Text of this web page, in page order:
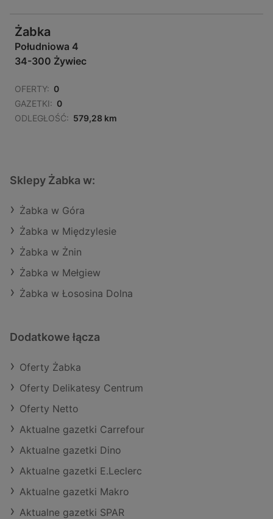
Żabka
Południowa 4
34-300 Żywiec
OFERTY: 0
GAZETKI: 0
ODLEGŁOŚĆ: 579,28 km
Sklepy Żabka w:
Żabka w Góra
Żabka w Międzylesie
Żabka w Żnin
Żabka w Mełgiew
Żabka w Łososina Dolna
Dodatkowe łącza
Oferty Żabka
Oferty Delikatesy Centrum
Oferty Netto
Aktualne gazetki Carrefour
Aktualne gazetki Dino
Aktualne gazetki E.Leclerc
Aktualne gazetki Makro
Aktualne gazetki SPAR